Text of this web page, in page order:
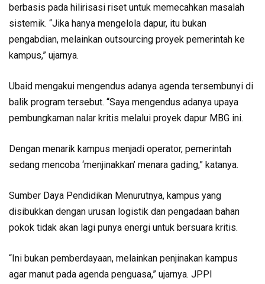
berbasis pada hilirisasi riset untuk memecahkan masalah
sistemik. “Jika hanya mengelola dapur, itu bukan
pengabdian, melainkan outsourcing proyek pemerintah ke
kampus,” ujarnya.
Ubaid mengakui mengendus adanya agenda tersembunyi di
balik program tersebut. “Saya mengendus adanya upaya
pembungkaman nalar kritis melalui proyek dapur MBG ini.
Dengan menarik kampus menjadi operator, pemerintah
sedang mencoba ‘menjinakkan’ menara gading,” katanya.
Sumber Daya Pendidikan Menurutnya, kampus yang
disibukkan dengan urusan logistik dan pengadaan bahan
pokok tidak akan lagi punya energi untuk bersuara kritis.
“Ini bukan pemberdayaan, melainkan penjinakan kampus
agar manut pada agenda penguasa,” ujarnya. JPPI